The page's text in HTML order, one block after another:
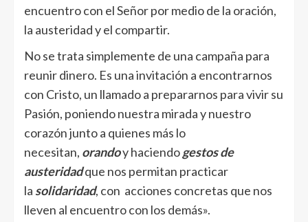
encuentro con el Señor por medio de la oración,
la austeridad y el compartir.
No se trata simplemente de una campaña para
reunir dinero. Es una invitación a encontrarnos
con Cristo, un llamado a prepararnos para vivir su
Pasión, poniendo nuestra mirada y nuestro
corazón junto a quienes más lo
necesitan, orandoy haciendogestos de
austeridadque nos permitan practicar
la solidaridad, con acciones concretas que nos
lleven al encuentro con los demás».